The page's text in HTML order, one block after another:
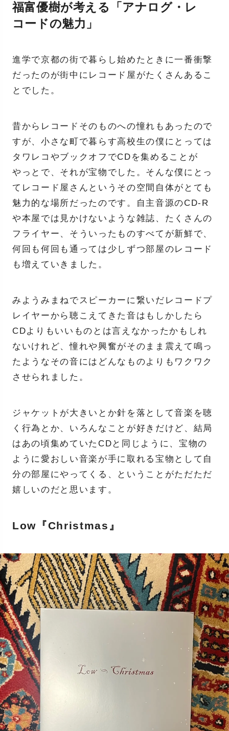
福富優樹が考える「アナログ・レ
コードの魅力」
進学で京都の街で暮らし始めたときに一番衝撃
だったのが街中にレコード屋がたくさんあるこ
とでした。
昔からレコードそのものへの憧れもあったので
すが、小さな町で暮らす高校生の僕にとっては
タワレコやブックオフでCDを集めることが
やっとで、それが宝物でした。そんな僕にとっ
てレコード屋さんというその空間自体がとても
魅力的な場所だったのです。自主音源のCD-R
や本屋では見かけないような雑誌、たくさんの
フライヤー、そういったものすべてが新鮮で、
何回も何回も通っては少しずつ部屋のレコード
も増えていきました。
みようみまねでスピーカーに繋いだレコードプ
レイヤーから聴こえてきた音はもしかしたら
CDよりもいいものとは言えなかったかもしれ
ないけれど、憧れや興奮がそのまま震えて鳴っ
たようなその音にはどんなものよりもワクワク
させられました。
ジャケットが大きいとか針を落として音楽を聴
く行為とか、いろんなことが好きだけど、結局
はあの頃集めていたCDと同じように、宝物の
ように愛おしい音楽が手に取れる宝物として自
分の部屋にやってくる、ということがただただ
嬉しいのだと思います。
Low『Christmas』